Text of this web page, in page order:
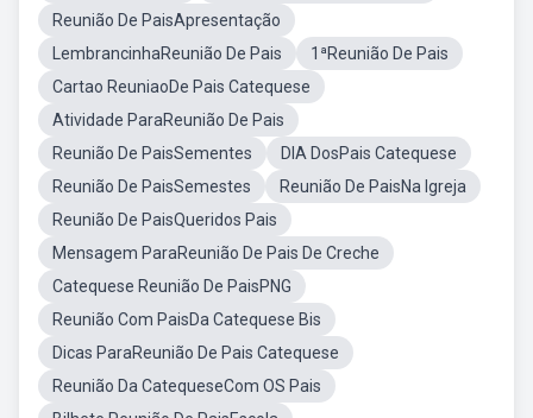
Reunião De PaisApresentação
LembrancinhaReunião De Pais
1ªReunião De Pais
Cartao ReuniaoDe Pais Catequese
Atividade ParaReunião De Pais
Reunião De PaisSementes
DIA DosPais Catequese
Reunião De PaisSemestes
Reunião De PaisNa Igreja
Reunião De PaisQueridos Pais
Mensagem ParaReunião De Pais De Creche
Catequese Reunião De PaisPNG
Reunião Com PaisDa Catequese Bis
Dicas ParaReunião De Pais Catequese
Reunião Da CatequeseCom OS Pais